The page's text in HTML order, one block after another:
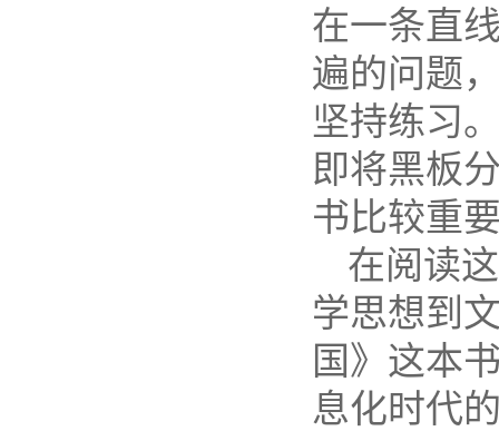
在一条直
遍的问题
坚持练习
即将黑板
书比较重
在阅读
学思想到
国》这本
息化时代